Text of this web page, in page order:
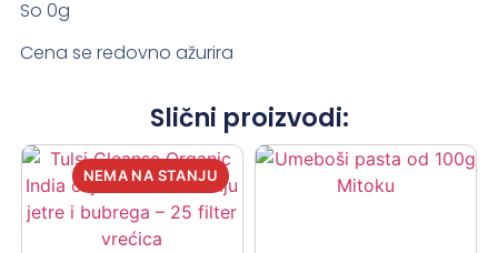
So 0g
Cena se redovno ažurira
Slični proizvodi: